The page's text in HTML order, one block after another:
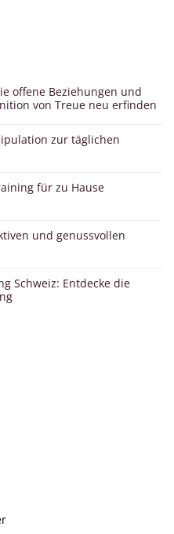
offene Beziehungen und
von Treue neu erfinden
zur täglichen
für zu Hause
und genussvollen
Schweiz: Entdecke die